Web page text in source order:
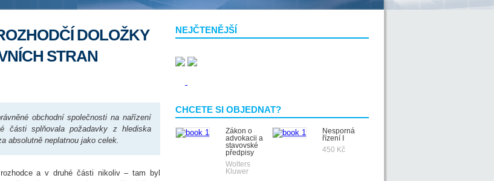
NEJČTENĚJŠÍ
CHCETE SI OBJEDNAT?
Zákon o
advokacii a
stavovské
předpisy
Wolters
Kluwer
Nesporná
řízení I
450 Kč
DOLOŽKY
STRAN
obchodní společnosti na nařízení
části splňovala požadavky z hlediska
absolutně neplatnou jako celek.
a v druhé části nikoliv – tam byl